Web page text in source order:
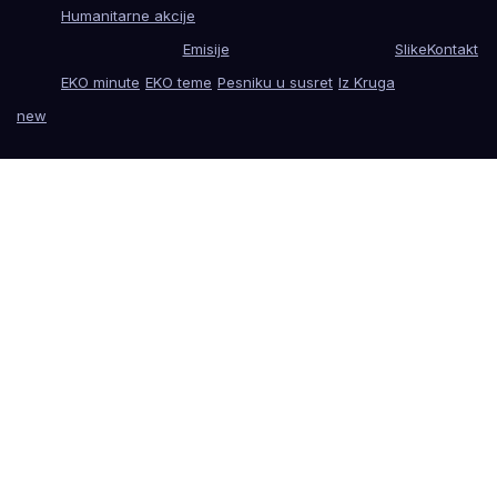
Humanitarne akcije
Emisije
EKO minute EKO teme Pesniku u susret Iz Kruga
SlikeKontakt
new